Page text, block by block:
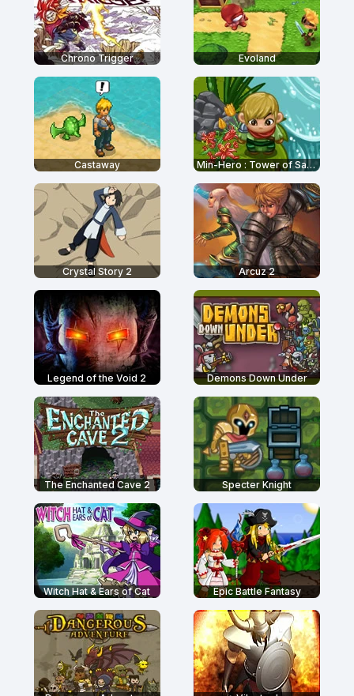
Chrono Trigger Evoland
Castaway Min-Hero : Tower of Sages
Crystal Story 2 Arcuz 2
Legend of the Void 2 Demons Down Under
The Enchanted Cave 2 Specter Knight
Witch Hat & Ears of Cat Epic Battle Fantasy